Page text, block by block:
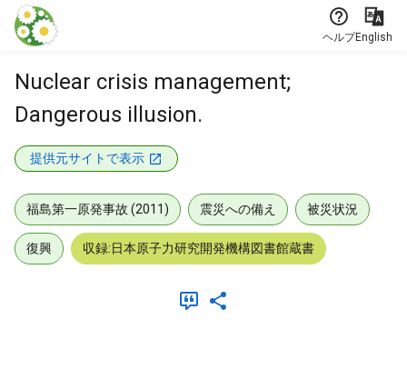
本文に飛ぶ
ヘルプEnglish
Nuclear crisis management;
Dangerous illusion.
提供元サイトで表示
福島第一原発事故 (2011) 震災への備え 被災状況
復興 収録:日本原子力研究開発機構図書館蔵書